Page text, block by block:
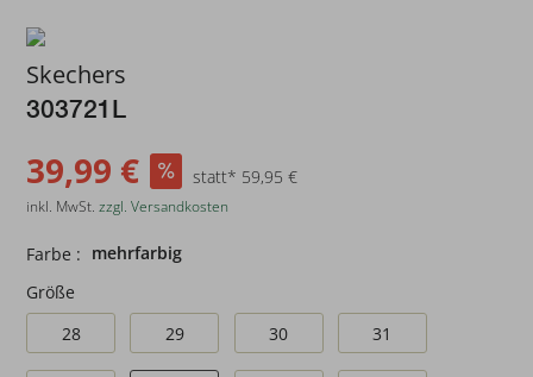
Skechers
303721L
39,99 € statt* 59,95 €
inkl. MwSt.zzgl. Versandkosten
Farbe : mehrfarbig
Größe
28
29 30 31